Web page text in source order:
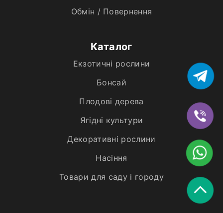
Обмін / Повернення
Каталог
Екзотичні рослини
Бонсай
Плодові дерева
Ягідні культури
Декоративні рослини
Насіння
Товари для саду і городу